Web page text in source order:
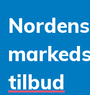
iPhone 7 til alltid
tilbud